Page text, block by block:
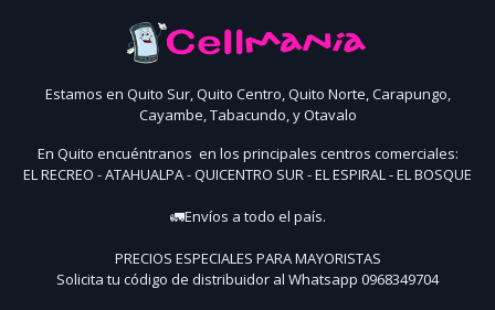
Estamos en Quito Sur, Quito Centro, Quito Norte, Carapungo,
Cayambe, Tabacundo, y Otavalo
En Quito encuéntranos en los principales centros comerciales:
EL RECREO - ATAHUALPA - QUICENTRO SUR - EL ESPIRAL - EL BOSQUE
🚛Envíos a todo el país.
PRECIOS ESPECIALES PARA MAYORISTAS
Solicita tu código de distribuidor al Whatsapp 0968349704